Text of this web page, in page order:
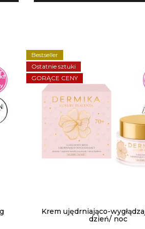
Bestseller
Ostatnie sztuki
GORĄCE CENY
Krem ujędrniająco-
dzień/ noc